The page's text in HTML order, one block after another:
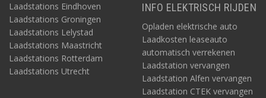
Laadstations Eindhoven
Laadstations Groningen
Laadstations Lelystad
Laadstations Maastricht
Laadstations Rotterdam
Laadstations Utrecht
INFO ELEKTRISCH RIJDEN
Opladen elektrische auto
Laadkosten leaseauto
automatisch verrekenen
Laadstation vervangen
Laadstation Alfen vervangen
Laadstation CTEK vervangen